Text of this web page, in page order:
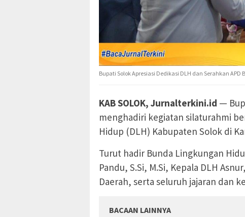
Bupati Solok Apresiasi Dedikasi DLH dan Serahkan APD
KAB SOLOK, Jurnalterkini.id —
menghadiri kegiatan silaturahmi
Hidup (DLH) Kabupaten Solok di
Turut hadir Bunda Lingkungan
Pandu, S.Si, M.Si, Kepala DLH
Daerah, serta seluruh jajaran dan
BACAAN LAINNYA